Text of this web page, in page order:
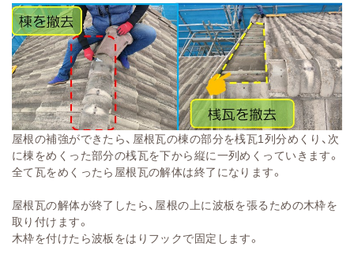
屋根の補強ができたら、屋根瓦の棟の部分を桟瓦1列分めくり、次
に棟をめくった部分の桟瓦を下から縦に一列めくっていきます。
全て瓦をめくったら屋根瓦の解体は終了になります。
屋根瓦の解体が終了したら、屋根の上に波板を張るための木枠を
取り付けます。
木枠を付けたら波板をはりフックで固定します。